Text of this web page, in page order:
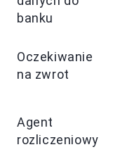
banku
Oczekiwanie
na zwrot
Agent
rozliczeniowy